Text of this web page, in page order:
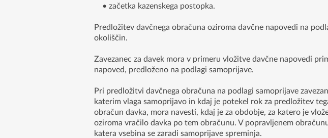
• začetka kazenskega postopka.
Predložitev davčnega obračuna oziroma davčne napovedi na
okoliščin.
Zavezanec za davek mora v primeru vložitve davčne napovedi
napoved, predloženo na podlagi samoprijave.
Pri predložitvi davčnega obračuna na podlagi samoprijave
katerim vlaga samoprijavo in kdaj je potekel rok za predložitev
obračun davka, mora navesti, kdaj je za obdobje, za katero je
oziroma vračilo davka po tem obračunu. V popravljenem
katera vsebina se zaradi samoprijave spreminja.